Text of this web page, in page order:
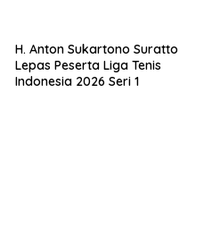
H. Anton Sukartono Suratto
Lepas Peserta Liga Tenis
Indonesia 2026 Seri 1